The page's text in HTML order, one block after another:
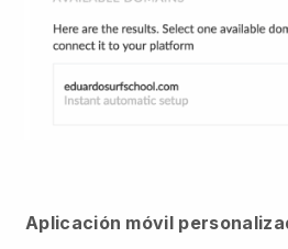
Aplicación móvil